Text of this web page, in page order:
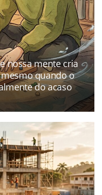
nossa mente cria
quando o
do acaso